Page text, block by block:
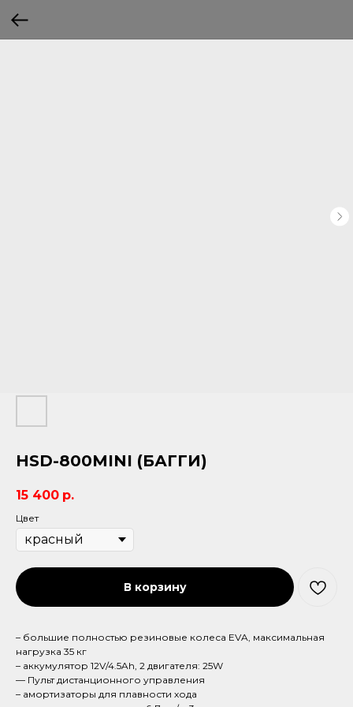
HSD-800MINI (БАГГИ)
15 400 р.
Цвет
В корзину
– большие полностью резиновые колеса EVA, максимальная
нагрузка 35 кг
– аккумулятор 12V/4.5Ah, 2 двигателя: 25W
— Пульт дистанционного управления
– амортизаторы для плавности хода